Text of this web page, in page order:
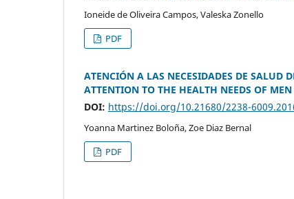
Ioneide de Oliveira Campos, Valeska Zonello
PDF
ATENCIÓN A LAS NECESIDADES DE SALUD
ATTENTION TO THE HEALTH NEEDS OF
DOI: https://doi.org/10.21680/2238-
Yoanna Martinez Boloña, Zoe Diaz Bernal
PDF